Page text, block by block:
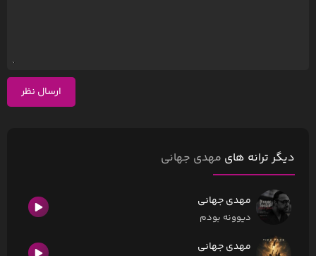
ارسال نظر
دیگر ترانه های مهدی جهانی
مهدی جهانی
دیوونه بودم
مهدی جهانی